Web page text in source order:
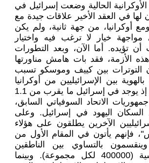
الأوكرانية الحالية وضعت إسرائيل في
في العقد الأخير علاقات جيدة مع
أوكرانيا، من جهة ثانية، ولم يكن
خيار لا ترغب فيه واختيار
تؤيده. أما الآن، وبعد التطورات
الأزمة، فقد بات هامش مناورتها
التوترات بين كييف وموسكو تسبب
بين الإسرائيليين من أوكرانيا
وأولئك من روسيا، إذ يوجد في إسرائيل ما يقرب من 1.1
الاتحاد السوفياتي السابق،
16٪ من السكان اليهود في إسرائيل. وعلى
الآخرين يطلقون على هؤلاء
فإنهم يأتون في المقام الأول من
وينقسمون بالتساوي بين الناطقين
بالأوكرانية والروسية (400000 لكل مجموعة). وبينما